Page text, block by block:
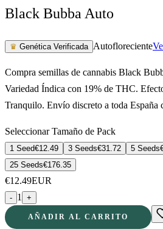
Black Bubba Auto
♛ Genética Verificada Autofloreciente
Compra semillas de cannabis Black
Variedad Índica con 19% de THC.
Tranquilo. Envío discreto a toda España
Seleccionar Tamaño de Pack
1 Seed€12.49 3 Seeds€31.72 5 Seeds
25 Seeds€176.35
€12.49EUR
- 1 +
AÑADIR AL CARRITO